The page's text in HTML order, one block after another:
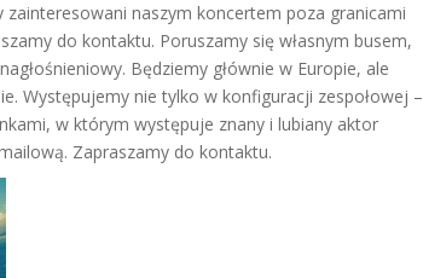
naszym koncertem poza granicami
do kontaktu. Poruszamy się własnym busem,
Będziemy głównie w Europie, ale
Występujemy nie tylko w konfiguracji zespołowej –
w którym występuje znany i lubiany aktor
Zapraszamy do kontaktu.